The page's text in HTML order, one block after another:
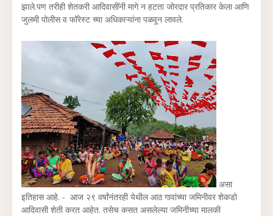
झाले.पण तरीही शेतकरी आदिवासींनी मागे न हटता जोरदार प्रतिकार केला आणि
जुलमी पोलीस व फॉरेस्ट च्या अधिकाऱ्यांना पळवून लावले.
असा
इतिहास आहे. - आज २९ वर्षांनंतरही येथील आठ गावांच्या जमिनीवर शेकडो
आदिवासी शेती करत आहेत. तसेच कसत असलेल्या जमिनीच्या मालकी